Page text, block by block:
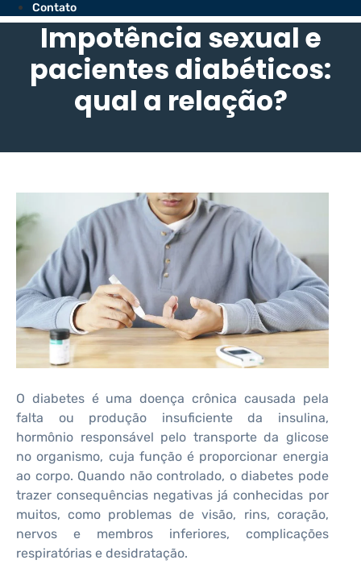
Contato
Impotência sexual e
pacientes diabéticos:
qual a relação?
O diabetes é uma doença crônica causada pela
falta ou produção insuficiente da insulina,
hormônio responsável pelo transporte da glicose
no organismo, cuja função é proporcionar energia
ao corpo. Quando não controlado, o diabetes pode
trazer consequências negativas já conhecidas por
muitos, como problemas de visão, rins, coração,
nervos e membros inferiores, complicações
respiratórias e desidratação.